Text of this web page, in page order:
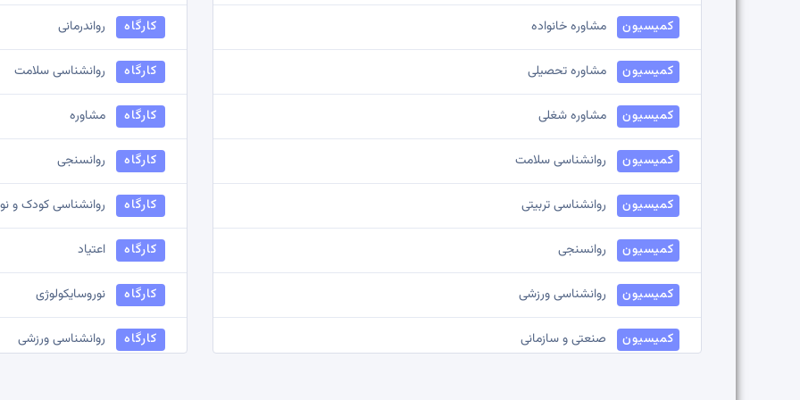
کمیسیون مشاوره خانواده
کمیسیون مشاوره تحصیلی
کمیسیون مشاوره شغلی
کمیسیون روانشناسی سلامت
کمیسیون روانشناسی تربیتی
کمیسیون روانسنجی
کمیسیون روانشناسی ورزشی
کمیسیون صنعتی و سازمانی
کارگاه رواندرمانی
کارگاه روانشناسی سلامت
کارگاه مشاوره
کارگاه روانسنجی
کارگاه روانشناسی کودک و
کارگاه اعتیاد
کارگاه نوروسایکولوژی
کارگاه روانشناسی ورزشی